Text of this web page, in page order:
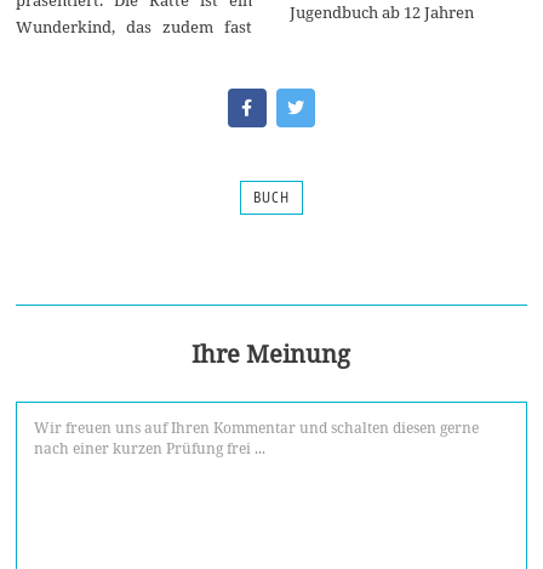
Wunderkind, das zudem fast
Jugendbuch ab 12 Jahren
BUCH
Ihre Meinung